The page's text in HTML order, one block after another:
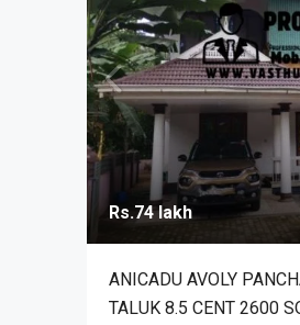
Rs.74 lakh
ANICADU AVOLY
TALUK 8.5 CENT 2600